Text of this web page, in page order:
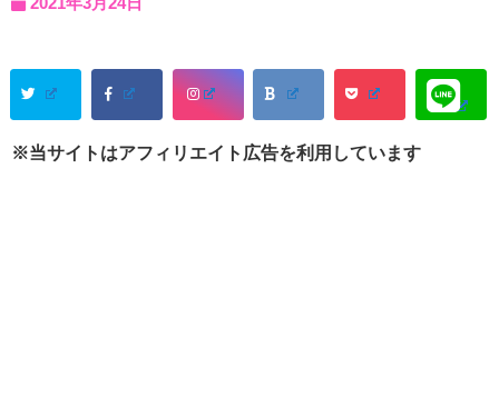
※当サイトはアフィリエイト広告を利用しています